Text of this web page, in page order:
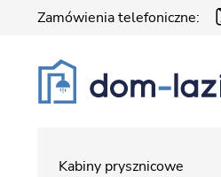
Zamówienia telefoniczne:
Kabiny prysznicowe